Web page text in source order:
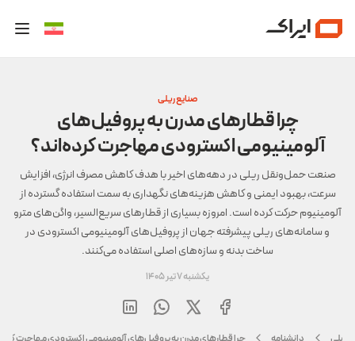
صنایع ریلی
چرا قطارهای مدرن به پروفیل‌های
آلومینیومی اکسترودی مهاجرت کرده‌اند؟
صنعت حمل‌ونقل ریلی در دهه‌های اخیر با هدف کاهش مصرف انرژی، افزایش
سرعت، بهبود ایمنی و کاهش هزینه‌های نگهداری به سمت استفاده گسترده از
آلومینیوم حرکت کرده است. امروزه بسیاری از قطارهای سریع‌السیر، واگن‌های مترو
و سامانه‌های ریلی پیشرفته جهان از پروفیل‌های آلومینیومی اکسترودی در
ساخت بدنه و سازه‌های اصلی استفاده می‌کنند.
یکشنبه 7 تیر 1405